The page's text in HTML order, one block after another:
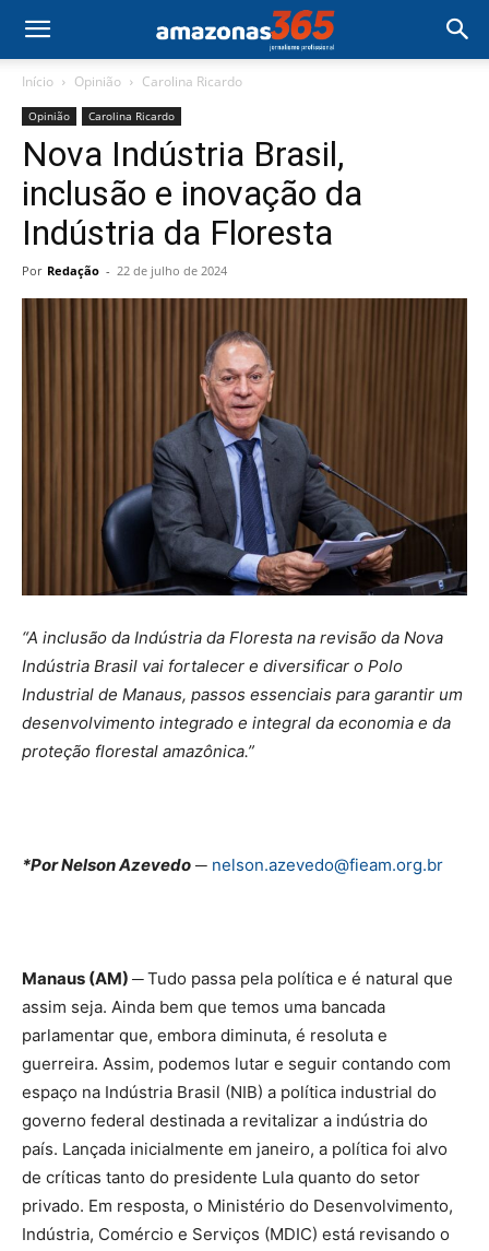
Início Opinião Carolina Ricardo
Opinião Carolina Ricardo
Nova Indústria Brasil,
inclusão e inovação da
Indústria da Floresta
Por Redação - 22 de julho de 2024
“A inclusão da Indústria da Floresta na revisão da Nova
Indústria Brasil vai fortalecer e diversificar o Polo
Industrial de Manaus, passos essenciais para garantir um
desenvolvimento integrado e integral da economia e da
proteção florestal amazônica.”
*Por Nelson Azevedo ─ nelson.azevedo@fieam.org.br
Manaus (AM) ─Tudo passa pela política e é natural que
assim seja. Ainda bem que temos uma bancada
parlamentar que, embora diminuta, é resoluta e
guerreira. Assim, podemos lutar e seguir contando com
espaço na Indústria Brasil (NIB) a política industrial do
governo federal destinada a revitalizar a indústria do
país. Lançada inicialmente em janeiro, a política foi alvo
de críticas tanto do presidente Lula quanto do setor
privado. Em resposta, o Ministério do Desenvolvimento,
Indústria, Comércio e Serviços (MDIC) está revisando o